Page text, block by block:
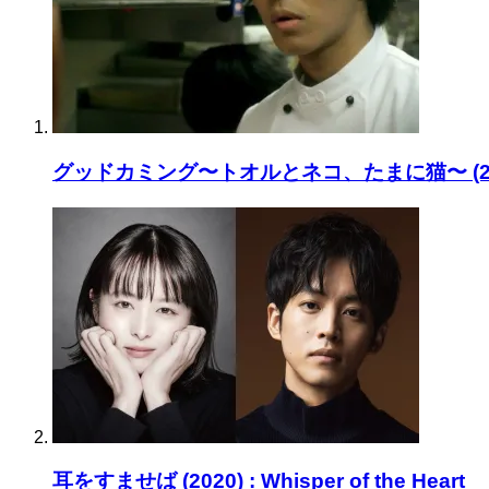
グッドカミング〜トオルとネコ、たまに猫〜
耳をすませば (2020) : Whisper of the Heart